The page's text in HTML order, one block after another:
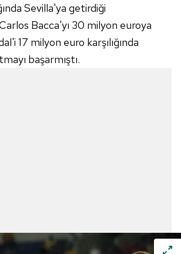
Sevilla'ya getirdiği
Bacca'yı 30 milyon euroya
17 milyon euro karşılığında
başarmıştı.